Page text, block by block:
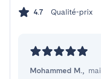
4.7 Qualité-prix
Mohammed M.,